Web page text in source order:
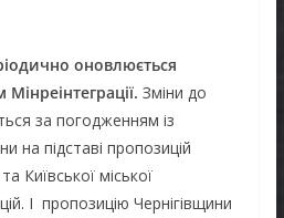
оновлюється
Зміни до
за погодженням із
на підставі пропозицій
Київської міської
І пропозицію Чернігівщини